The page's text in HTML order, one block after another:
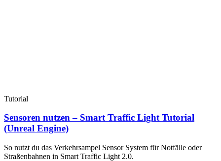
Tutorial
Sensoren nutzen – Smart Traffic Light Tutorial
(Unreal Engine)
So nutzt du das Verkehrsampel Sensor System für Notfälle oder
Straßenbahnen in Smart Traffic Light 2.0.